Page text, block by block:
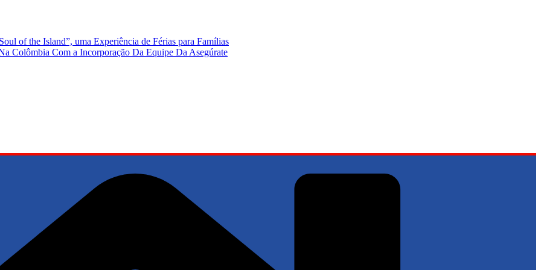
of the Island”, uma Experiência de Férias para Famílias
Colômbia Com a Incorporação Da Equipe Da Asegúrate